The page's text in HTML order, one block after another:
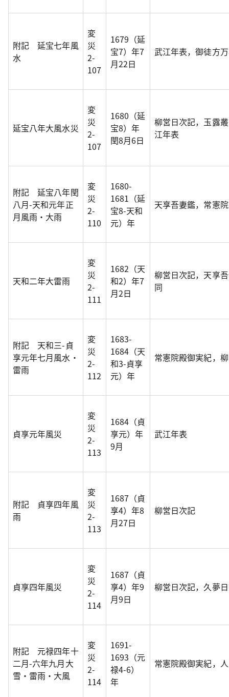
附記 延宝七年風
水
変
災
2-
107
1679（延
宝7）年7
月22日
武江年表，御徒方
延宝八年大風水災
変
災
2-
107
1680（延
宝8）年
閏8月6日
柳営日次記，玉露
江年表
附記 延宝八年閏
八月-天和元年正
月風雨・大雨
変
災
2-
110
1680-
1681（延
宝8-天和
元）年
天享吾妻鑑，常憲
天和二年大雷雨
変
災
2-
111
1682（天
和2）年7
月2日
柳営日次記，天享
同
附記 天和三-貞
享元年七月風水・
雷雨
変
災
2-
112
1683-
1684（天
和3-貞享
元）年
常憲院殿御実紀，
貞享元年風災
変
災
2-
113
1684（貞
享元）年
9月
武江年表
附記 貞享四年風
雨
変
災
2-
113
1687（貞
享4）年8
月27日
柳営日次記
貞享四年風災
変
災
2-
114
1687（貞
享4）年9
月9日
柳営日次記，久夢
附記 元禄四年十
二月-六年九月大
雪・雷雨・大風
変
災
2-
114
1691-
1693（元
禄4-6）
年
常憲院殿御実紀，